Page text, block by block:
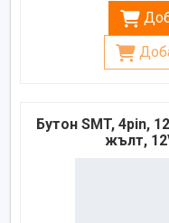
Бутон SMT, 4pin,
жълт,